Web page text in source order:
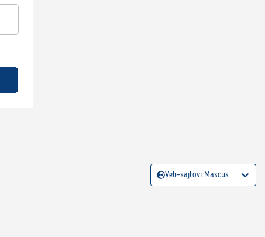
Veb-sajtovi Mascus